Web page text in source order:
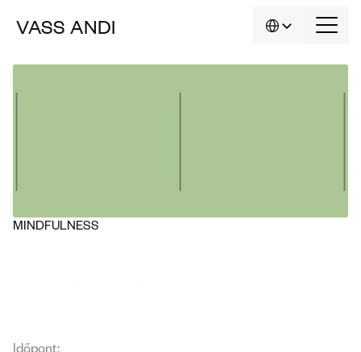
MINDFULNESS
VASS ANDI HU